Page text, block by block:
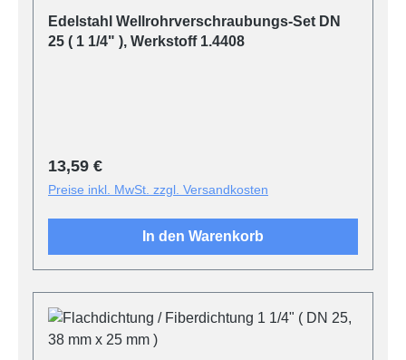
Edelstahl Wellrohrverschraubungs-Set DN
25 ( 1 1/4" ), Werkstoff 1.4408
Regulärer Preis:
13,59 €
Preise inkl. MwSt. zzgl. Versandkosten
In den Warenkorb